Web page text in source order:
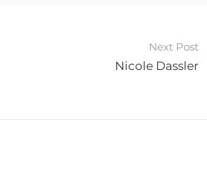
Next Post
Nicole Dassler